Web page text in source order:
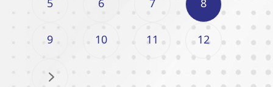
5 6 7 8
9 10 11 12